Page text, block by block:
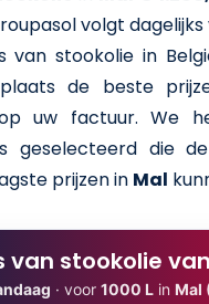
volgt
van stookolie in
de beste
uw factuur. We
geselecteerd die
prijzen in Mal
van stookolie
· voor 1000 L in Mal